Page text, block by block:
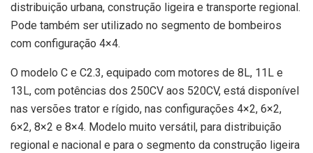
distribuição urbana, construção ligeira e transporte regional.
Pode também ser utilizado no segmento de bombeiros
com configuração 4×4.
O modelo C e C2.3, equipado com motores de 8L, 11L e
13L, com potências dos 250CV aos 520CV, está disponível
nas versões trator e rígido, nas configurações 4×2, 6×2,
6×2, 8×2 e 8×4. Modelo muito versátil, para distribuição
regional e nacional e para o segmento da construção ligeira